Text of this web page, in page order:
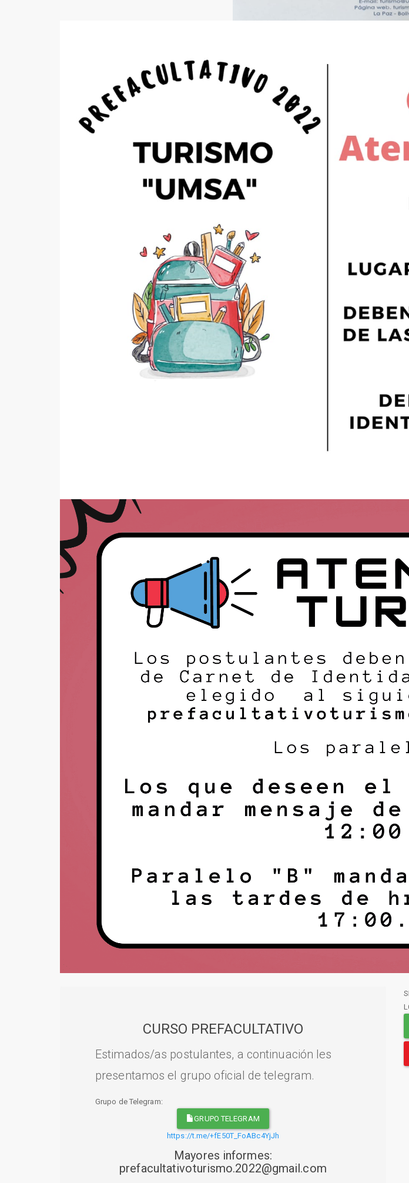
CURSO PREFACULTATIVO
Estimados/as postulantes, a continuación les
presentamos el grupo oficial de telegram.
Grupo de Telegram:
GRUPO TELEGRAM
https://t.me/+fE50T_FoABc4YjJh
Mayores informes:
prefacultativoturismo.2022@gmail.com